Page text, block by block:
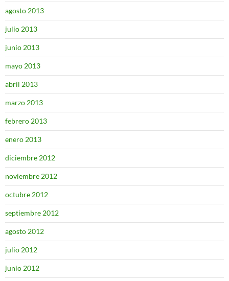
agosto 2013
julio 2013
junio 2013
mayo 2013
abril 2013
marzo 2013
febrero 2013
enero 2013
diciembre 2012
noviembre 2012
octubre 2012
septiembre 2012
agosto 2012
julio 2012
junio 2012